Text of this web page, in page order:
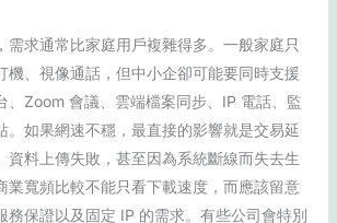
需求通常比家庭用戶複雜得多。一般家庭只
機、視像通話，但中小企卻可能要同時支援
、Zoom 會議、雲端檔案同步、IP 電話、監
。如果網速不穩，最直接的影響就是交易延
資料上傳失敗，甚至因為系統斷線而失去生
業寬頻比較不能只看下載速度，而應該留意
務保證以及固定 IP 的需求。有些公司會特別